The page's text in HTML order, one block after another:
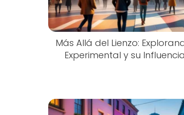
Más Allá del Lienzo:
Experimental y su